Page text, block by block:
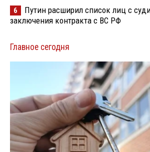
6
Путин расширил список лиц с
заключения контракта с ВС РФ
Главное сегодня